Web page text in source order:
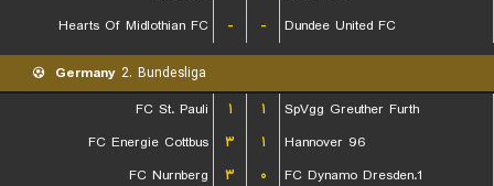
Hearts Of Midlothian FC
- - Dundee United FC
Germany 2. Bundesliga
FC St. Pauli
۱ ۱
SpVgg Greuther Furth
FC Energie Cottbus
۳ ۱
Hannover 96
FC Nurnberg
۳ ۰ 1.FC Dynamo Dresden